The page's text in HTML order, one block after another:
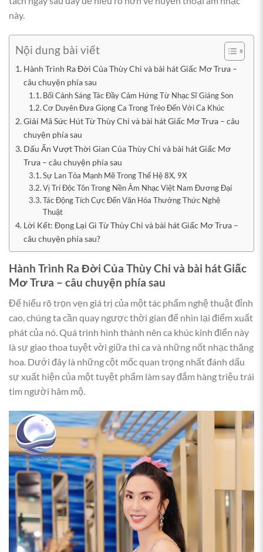
này.
Nội dung bài viết
Hành Trình Ra Đời Của Thùy Chi và bài hát Giấc Mơ Trưa –
câu chuyện phía sau
Bối Cảnh Sáng Tác Đầy Cảm Hứng Từ Nhạc Sĩ Giáng Son
Cơ Duyên Đưa Giọng Ca Trong Trẻo Đến Với Ca Khúc
Giải Mã Sức Hút Từ Thùy Chi và bài hát Giấc Mơ Trưa – câu
chuyện phía sau
Dấu Ấn Vượt Thời Gian Của Thùy Chi và bài hát Giấc Mơ
Trưa – câu chuyện phía sau
Sự Lan Tỏa Mạnh Mẽ Trong Thế Hệ 8X, 9X
Vị Trí Độc Tôn Trong Nền Âm Nhạc Việt Nam Đương Đại
Tác Động Tích Cực Đến Văn Hóa Thưởng Thức Nghệ
Thuật
Lời Kết: Đọng Lại Gì Từ Thùy Chi và bài hát Giấc Mơ Trưa –
câu chuyện phía sau?
Hành Trình Ra Đời Của Thùy Chi và bài hát Giấc
Mơ Trưa – câu chuyện phía sau
Để hiểu rõ trọn vẹn giá trị của một tác phẩm nghệ thuật đỉnh
cao, chúng ta cần quay ngược thời gian để nhìn lại điểm xuất
phát của nó. Quá trình hình thành nên ca khúc kinh điển này
là sự giao thoa tuyệt vời giữa thi ca và những nốt nhạc thăng
hoa. Dưới đây là những cột mốc quan trọng nhất đánh dấu
sự xuất hiện của một tuyệt phẩm làm say đắm hàng triệu trái
tim người hâm mộ.